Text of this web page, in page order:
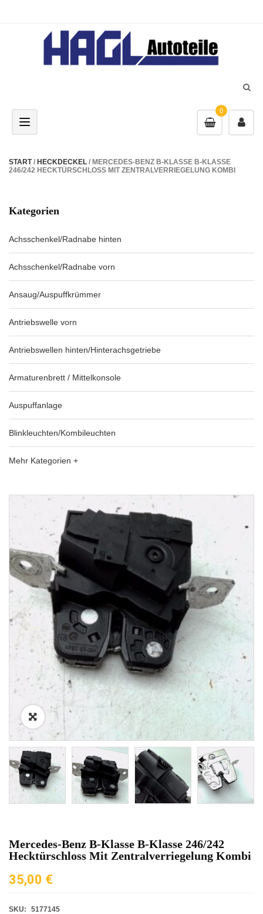
0
Toggle navigation
START/ HECKDECKEL / MERCEDES-BENZ B-KLASSE B-KLASSE
246/242 HECKTÜRSCHLOSS MIT ZENTRALVERRIEGELUNG KOMBI
Kategorien
Achsschenkel/Radnabe hinten
Achsschenkel/Radnabe vorn
Ansaug/Auspuffkrümmer
Antriebswelle vorn
Antriebswellen hinten/Hinterachsgetriebe
Armaturenbrett / Mittelkonsole
Auspuffanlage
Blinkleuchten/Kombileuchten
Mehr Kategorien +
Mercedes-Benz B-Klasse B-Klasse 246/242
Hecktürschloss Mit Zentralverriegelung Kombi
35,00 €
SKU: 5177145